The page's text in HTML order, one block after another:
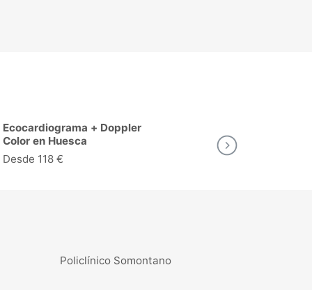
Consulta de Dermatología en
Huesca
Desde 53 €
Policlínico Somontano